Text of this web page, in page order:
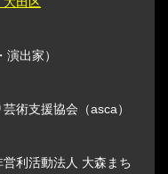
出家）
術支援協会（asca）
利活動法人 大森まち